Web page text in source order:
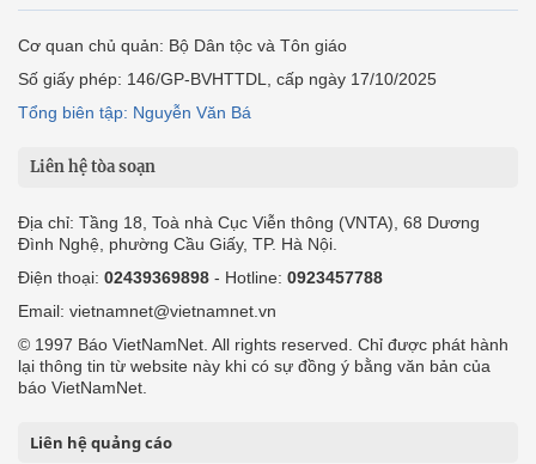
Cơ quan chủ quản: Bộ Dân tộc và Tôn giáo
Số giấy phép: 146/GP-BVHTTDL, cấp ngày 17/10/2025
Tổng biên tập: Nguyễn Văn Bá
Liên hệ tòa soạn
Địa chỉ: Tầng 18, Toà nhà Cục Viễn thông (VNTA), 68 Dương
Đình Nghệ, phường Cầu Giấy, TP. Hà Nội.
Điện thoại: 02439369898 - Hotline: 0923457788
Email: vietnamnet@vietnamnet.vn
© 1997 Báo VietNamNet. All rights reserved. Chỉ được phát hành
lại thông tin từ website này khi có sự đồng ý bằng văn bản của
báo VietNamNet.
Liên hệ quảng cáo